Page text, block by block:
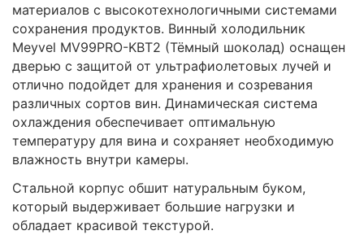
материалов с высокотехнологичными системами
сохранения продуктов. Винный холодильник
Meyvel MV99PRO-KBT2 (Тёмный шоколад) оснащен
дверью с защитой от ультрафиолетовых лучей и
отлично подойдет для хранения и созревания
различных сортов вин. Динамическая система
охлаждения обеспечивает оптимальную
температуру для вина и сохраняет необходимую
влажность внутри камеры.
Стальной корпус обшит натуральным буком,
который выдерживает большие нагрузки и
обладает красивой текстурой.